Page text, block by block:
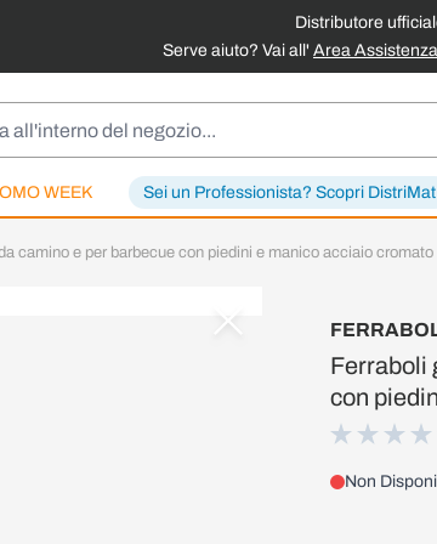
Distributore
Serve aiuto? Vai all' Area Assistenza
WEEK Sei un Professionista? Scopri DistriMat
camino e per barbecue con piedini e manico acciaio cromato
Ferraboli
con
Non